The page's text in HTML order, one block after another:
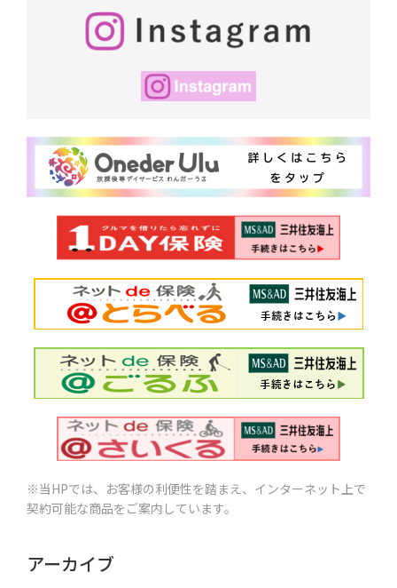
※当HPでは、お客様の利便性を踏まえ、インターネット上で
契約可能な商品をご案内しています。
アーカイブ